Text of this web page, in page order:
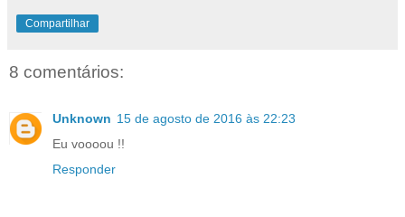
Compartilhar
8 comentários:
Unknown 15 de agosto de 2016 às 22:23
Eu voooou !!
Responder